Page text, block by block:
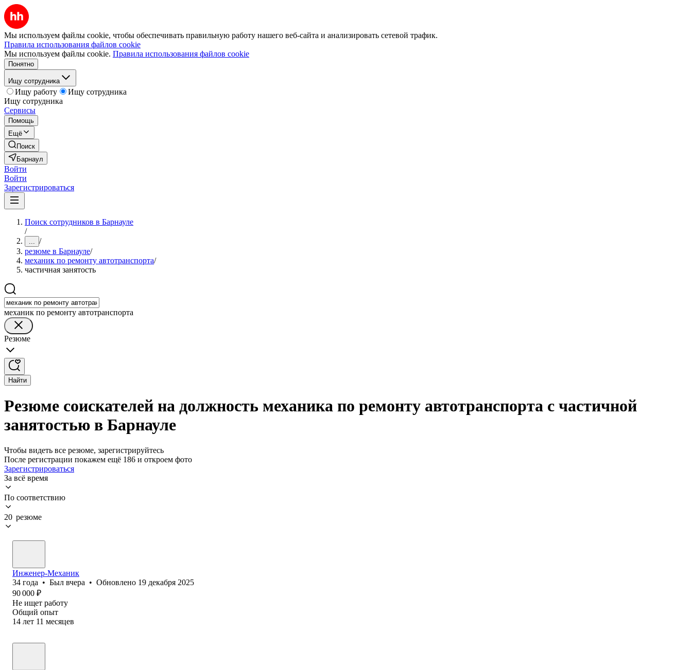
Мы используем файлы cookie, чтобы обеспечивать правильную работу нашего веб-сайта и анализировать сетевой трафик.
Правила использования файлов cookie
Мы используем файлы cookie. Правила использования файлов cookie
Понятно
Ищу сотрудника
Ищу работу
Ищу сотрудника
Ищу сотрудника
Сервисы
Помощь
Ещё
Поиск
Барнаул
Войти
Войти
Зарегистрироваться
Поиск сотрудников в Барнауле
/
... /
резюме в Барнауле/
механик по ремонту автотранспорта/
частичная занятость
механик по ремонту автотранспорта
Резюме
Найти
Резюме соискателей на должность механика по ремонту автотранспорта с частичной
занятостью в Барнауле
Чтобы видеть все резюме, зарегистрируйтесь
После регистрации покажем ещё 186 и откроем фото
Зарегистрироваться
За всё время
По соответствию
20 резюме
Инженер-Механик
34 года • Был вчера • Обновлено 19 декабря 2025
90 000 ₽
Не ищет работу
Общий опыт
14 лет 11 месяцев